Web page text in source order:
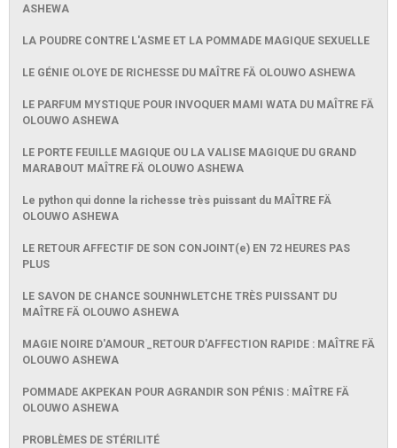
ASHEWA
LA POUDRE CONTRE L'ASME ET LA POMMADE MAGIQUE SEXUELLE
LE GÉNIE OLOYE DE RICHESSE DU MAÎTRE FÄ OLOUWO ASHEWA
LE PARFUM MYSTIQUE POUR INVOQUER MAMI WATA DU MAÎTRE FÄ
OLOUWO ASHEWA
LE PORTE FEUILLE MAGIQUE OU LA VALISE MAGIQUE DU GRAND
MARABOUT MAÎTRE FÄ OLOUWO ASHEWA
Le python qui donne la richesse très puissant du MAÎTRE FÄ
OLOUWO ASHEWA
LE RETOUR AFFECTIF DE SON CONJOINT(e) EN 72 HEURES PAS
PLUS
LE SAVON DE CHANCE SOUNHWLETCHE TRÈS PUISSANT DU
MAÎTRE FÄ OLOUWO ASHEWA
MAGIE NOIRE D'AMOUR _RETOUR D'AFFECTION RAPIDE : MAÎTRE FÄ
OLOUWO ASHEWA
POMMADE AKPEKAN POUR AGRANDIR SON PÉNIS : MAÎTRE FÄ
OLOUWO ASHEWA
PROBLÈMES DE STÉRILITÉ